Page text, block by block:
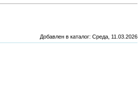
Добавлен в каталог: Среда, 11.03.2026